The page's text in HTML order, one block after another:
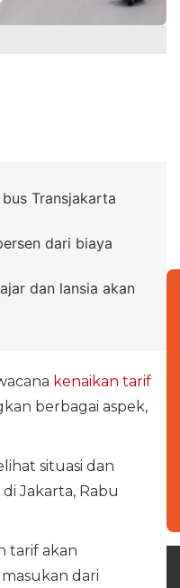
Transjakarta
dari biaya
dan lansia akan
kenaikan tarif
berbagai aspek,
situasi dan
Jakarta, Rabu
tarif akan
dari